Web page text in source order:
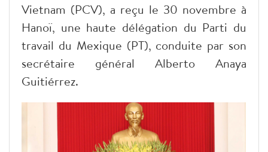
Vietnam (PCV), a reçu le 30 novembre à
Hanoï, une haute délégation du Parti du
travail du Mexique (PT), conduite par son
secrétaire général Alberto Anaya
Guitiérrez.